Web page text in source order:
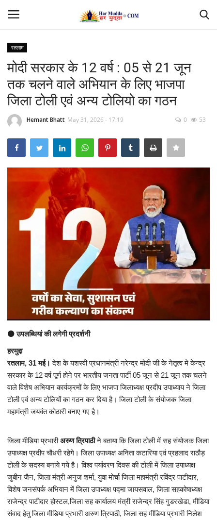
Home
देश
उत्तर प्रदेश
शख्सियत
मनोरंजन
धर्म-संस्कृति
विचार सरोकार
यात्री सरोकार
कर्मचारी सरोकार
कारोबार सरोकार
रतलाम
मोदी सरकार के 12 वर्ष : 05 से 21 जून
तक चलने वाले अभियान के लिए भाजपा
जिला टोली एवं अन्य टोलियो का गठन
Hemant Bhatt May 31, 2026 - 17:19 0 53
⚫ उपलब्धियां की लगेगी प्रदर्शनी
हरमुद्दा
रतलाम, 31 मई। देश के यशस्वी प्रधानमंत्री नरेन्द्र मोदी जी के नेतृत्व मे केन्द्र
सरकार के 12 वर्ष पूर्ण होने पर भारतीय जनता पार्टी 05 जून से 21 जून तक चलने
वाले विशेष अभियान कार्यक्रमों के लिए भाजपा जिलाध्यक्ष प्रदीप उपाध्याय ने जिला
टोली एवं अन्य टोलियों का गठन कर दिया है। जिला टोली के संयोजक जिला
महामंत्री जयवंत कोठारी बनाए गए है।
जिला मीडिया प्रभारीअरुण त्रिपाठीने बताया कि जिला टोली में सह संयोजक जिला
उपाध्यक्ष प्रदीप चौधरी रहेगे। जिला उपाध्यक्ष अनिता कटारिया एवं प्रहलाद राठौड़
टोली के सदस्य बनाये गये है। विश्व पर्यावरण दिवस की टोली में जिला उपाध्यक्ष
जुबीन जैन, जिला मंत्री अनुज शर्मा, युवा मोर्चा जिला महामंत्री रविंद्र पाटीदार,
विशेष जनसंपर्क अभियान में जिला उपाध्यक्ष पद्मा जायसवाल, जिला सहकोषाध्यक्ष
राजेन्द्र पाटीदार होस्टल,जिला सह कार्यालय मंत्री राजेन्द्र सिंह गुडरखेडा, मीडिया
संवाद हेतु जिला मीडिया प्रभारी अरुण त्रिपाठी, जिला सह मीडिया प्रभारी निलेश